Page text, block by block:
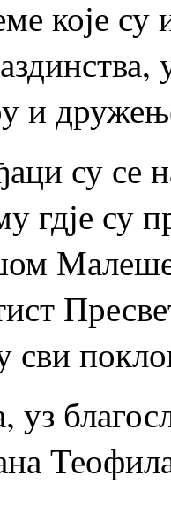
које су
и
су се
гдје су
сви
уз